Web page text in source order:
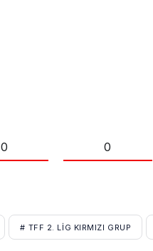
0 0
# TFF 2. LIG KIRMIZI GRUP